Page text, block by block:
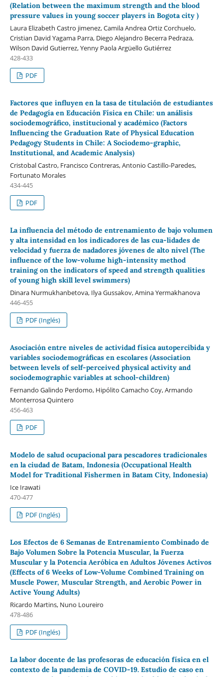
(Relation between the maximum strength and the blood
pressure values in young soccer players in Bogota city )
Laura Elizabeth Castro jimenez, Camila Andrea Ortiz Corchuelo,
Cristian David Yagama Parra, Diego Alejandro Becerra Pedraza,
Wilson David Gutierrez, Yenny Paola Argüello Gutiérrez
428-433
PDF
Factores que influyen en la tasa de titulación de estudiantes
de Pedagogía en Educación Física en Chile: un análisis
sociodemográfico, institucional y académico (Factors
Influencing the Graduation Rate of Physical Education
Pedagogy Students in Chile: A Sociodemo-graphic,
Institutional, and Academic Analysis)
Cristobal Castro, Francisco Contreras, Antonio Castillo-Paredes,
Fortunato Morales
434-445
PDF
La influencia del método de entrenamiento de bajo volumen
y alta intensidad en los indicadores de las cua-lidades de
velocidad y fuerza de nadadores jóvenes de alto nivel (The
influence of the low-volume high-intensity method
training on the indicators of speed and strength qualities
of young high skill level swimmers)
Dinara Nurmukhanbetova, Ilya Gussakov, Amina Yermakhanova
446-455
PDF (Inglés)
Asociación entre niveles de actividad física autopercibida y
variables sociodemográficas en escolares (Association
between levels of self-perceived physical activity and
sociodemographic variables at school-children)
Fernando Galindo Perdomo, Hipólito Camacho Coy, Armando
Monterrosa Quintero
456-463
PDF
Modelo de salud ocupacional para pescadores tradicionales
en la ciudad de Batam, Indonesia (Occupational Health
Model for Traditional Fishermen in Batam City, Indonesia)
Ice Irawati
470-477
PDF (Inglés)
Los Efectos de 6 Semanas de Entrenamiento Combinado de
Bajo Volumen Sobre la Potencia Muscular, la Fuerza
Muscular y la Potencia Aeróbica en Adultos Jóvenes Activos
(Effects of 6 Weeks of Low-Volume Combined Training on
Muscle Power, Muscular Strength, and Aerobic Power in
Active Young Adults)
Ricardo Martins, Nuno Loureiro
478-486
PDF (Inglés)
La labor docente de las profesoras de educación física en el
contexto de la pandemia de COVID-19. Estudio de caso en